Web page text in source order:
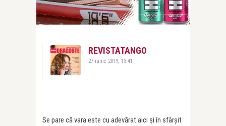
REVISTATANGO
27 iunie 2019, 13:41
Se pare că vara este cu adevărat aici și în sfârșit